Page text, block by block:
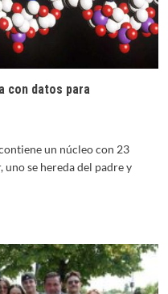
con datos para
un núcleo con 23
uno se hereda del padre y